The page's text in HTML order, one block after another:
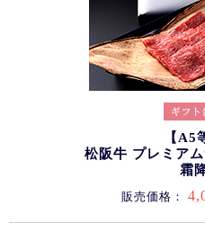
【A5
松阪牛 プレミア
霜
販売価格：